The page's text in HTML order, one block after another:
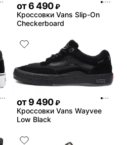
от6 490 ₽
Кроссовки Vans Slip-On
Checkerboard
от9 490 ₽
Кроссовки Vans Wayvee
Low Black